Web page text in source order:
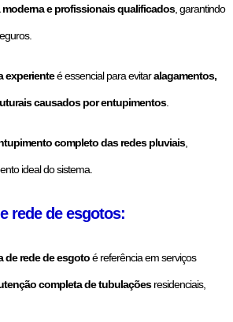
e profissionais qualificados, garantindo
experienteé essencial para evitaralagamentos,
causados por entupimentos.
completo das redes pluviais,
ideal do sistema.
rede de esgotos:
de rede de esgotoé referência em serviços
completa de tubulaçõesresidenciais,